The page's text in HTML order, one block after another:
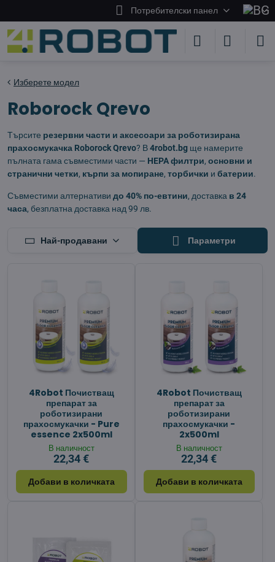
Потребителски панел
Изберете модел
Roborock Qrevo
Търсите резервни части и аксесоари за роботизирана
прахосмукачка Roborock Qrevo? В4robot.bg ще намерите
пълната гама съвместими части — HEPA филтри, основни и
странични четки, кърпи за мопиране, торбички и батерии.
Съвместими алтернативи до 40% по-евтини, доставка в 24
часа, безплатна доставка над 99 лв.
Най-продавани Параметри
4Robot Почистващ
препарат за
роботизирани
прахосмукачки - Pure
essence 2x500ml
В наличност
22,34 €
Добави в количката
4Robot Почистващ
препарат за
роботизирани
прахосмукачки -
2x500ml
В наличност
22,34 €
Добави в количката